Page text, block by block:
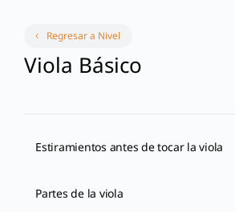
Regresar a Nivel
Viola Básico
Estiramientos antes de tocar la viola
Partes de la viola